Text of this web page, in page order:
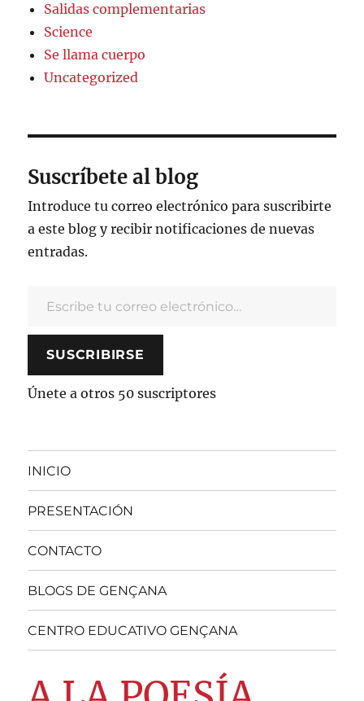
Salidas complementarias
Science
Se llama cuerpo
Uncategorized
Suscríbete al blog
Introduce tu correo electrónico para suscribirte
a este blog y recibir notificaciones de nuevas
entradas.
SUSCRIBIRSE
Únete a otros 50 suscriptores
INICIO
PRESENTACIÓN
CONTACTO
BLOGS DE GENÇANA
CENTRO EDUCATIVO GENÇANA